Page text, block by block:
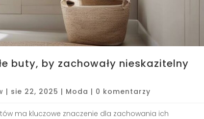
buty, by zachowały nieskazitelny
| sie 22, 2025 | Moda | 0 komentarzy
ma kluczowe znaczenie dla zachowania ich